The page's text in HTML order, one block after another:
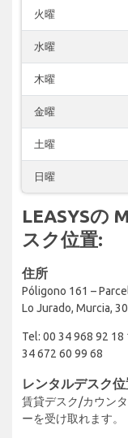
火曜
水曜
木曜
金曜
土曜
日曜
LEASYSの
スク位置:
住所
Póligono 161 –
Lo Jurado, Murcia,
Tel: 00 34 968 92 18
34 672 60 99 68
レンタルデスク
賃貸デスク/カウン
ーを受け取れます。